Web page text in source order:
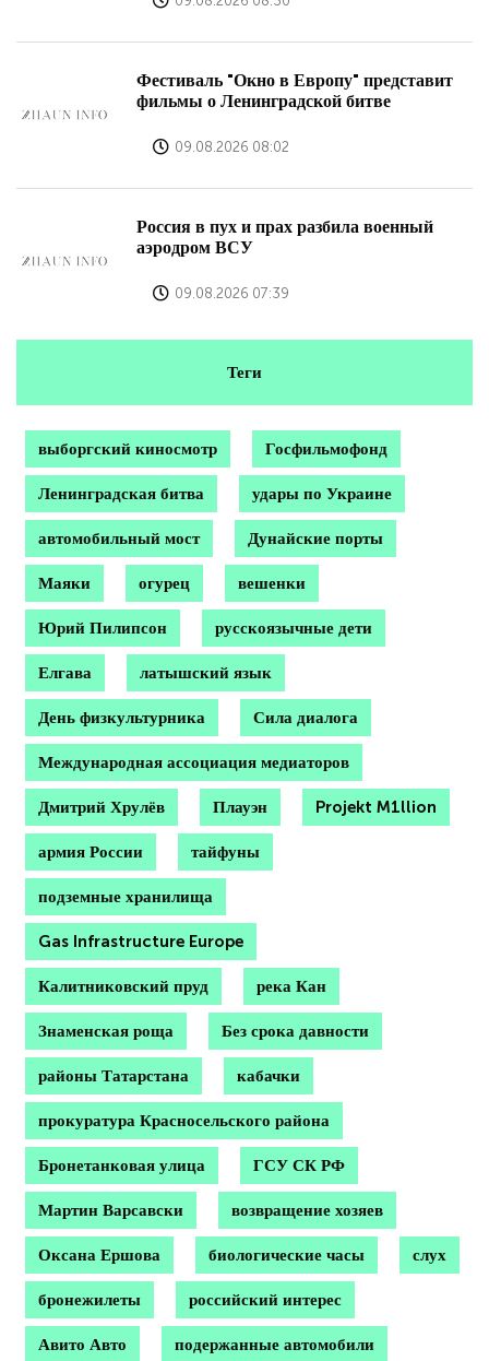
Фестиваль "Окно в Европу" представит
фильмы о Ленинградской битве
09.08.2026 08:02
Россия в пух и прах разбила военный
аэродром ВСУ
09.08.2026 07:39
Теги
выборгский киносмотр Госфильмофонд
Ленинградская битва удары по Украине
автомобильный мост Дунайские порты
Маяки огурец вешенки
Юрий Пилипсон русскоязычные дети
Елгава латышский язык
День физкультурника Сила диалога
Международная ассоциация медиаторов
Дмитрий Хрулёв Плауэн Projekt M1llion
армия России тайфуны
подземные хранилища
Gas Infrastructure Europe
Калитниковский пруд река Кан
Знаменская роща Без срока давности
районы Татарстана кабачки
прокуратура Красносельского района
Бронетанковая улица ГСУ СК РФ
Мартин Варсавски возвращение хозяев
Оксана Ершова биологические часы слух
бронежилеты российский интерес
Авито Авто подержанные автомобили